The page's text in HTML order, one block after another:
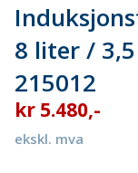
8 liter /
215012
kr 5.480,-
ekskl. mva